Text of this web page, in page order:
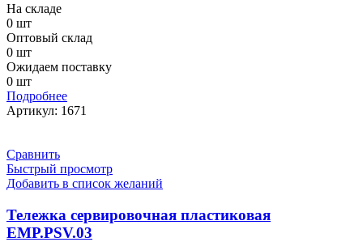
На складе
0 шт
Оптовый склад
0 шт
Ожидаем поставку
0 шт
Подробнее
Артикул: 1671
Сравнить
Быстрый просмотр
Добавить в список желаний
Тележка сервировочная пластиковая
EMP.PSV.03